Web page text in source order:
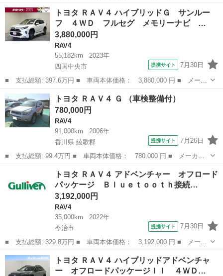
ー名： トヨタ ■ 車種名： ＲＡＶ４ ■ グレード名： ４ＷＤ
Ｇ Ｚパッケージ サンルーフ／純正エアロ／保証書／ディスプレイ
オーディ...
愛媛 西条市 RAV4
トヨタ ＲＡＶ４ ハイブリッドＧ サンルー
フ ４ＷＤ フルセグ メモリーナビ …
3,880,000円
RAV4
55,182km
2023年
四国中央市
提携サイト 7月30日
■ 支払総額: 397.6万円 ■ 車両本体価格： 3,880,000 円 ■ メーカ
ー名： トヨタ ■ 車種名： ＲＡＶ４ ■ グレード名： ハイブリ
ッドＧ サンルーフ ４ＷＤ フルセグ メモリーナビ バックカメ
ラ 衝突...
愛媛 四国中央市
トヨタ ＲＡＶ４ Ｇ （車検整備付）
780,000円
RAV4
91,000km
2006年
香川県 綾歌郡
提携サイト 7月26日
■ 支払総額: 99.4万円 ■ 車両本体価格： 780,000 円 ■ メーカー
名： トヨタ ■ 車種名： ＲＡＶ４ ■ グレード名： Ｇ ■ 排気
量： 2400cc ■ ドア枚数： 5D ■ ミッション： CVT ■ ...
RAV4
トヨタ ＲＡＶ４ アドベンチャー オフロード
パッケージ Ｂｌｕｅｔｏｏｔｈ接続…
3,192,000円
RAV4
35,000km
2022年
今治市
提携サイト 7月30日
■ 支払総額: 329.8万円 ■ 車両本体価格： 3,192,000 円 ■ メーカ
ー名： トヨタ ■ 車種名： ＲＡＶ４ ■ グレード名： アドベン
チャー オフロードパッケージ Ｂｌｕｅｔｏｏｔｈ接続 スマート
キー ク...
愛媛 今治市 RAV4
トヨタ ＲＡＶ４ ハイブリッドアドベンチャ
ー オフロードパッケージＩＩ ４ＷＤ…